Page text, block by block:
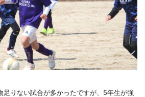
足りない試合が多かったですが、5年生が強